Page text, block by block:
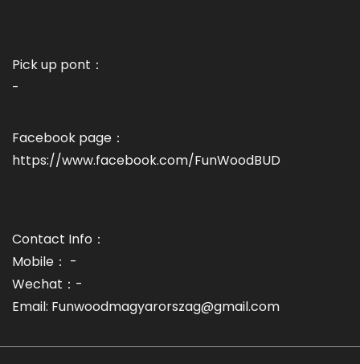
Pick up pont：
-
Facebook page：
https://www.facebook.com/FunWoodBUD
Contact Info：
Mobile： -
Wechat：-
Email: Funwoodmagyarorszag@gmail.com